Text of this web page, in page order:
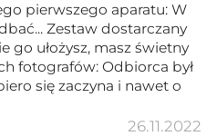
pierwszego aparatu: W
Zestaw dostarczany
go ułożysz, masz świetny
fotografów: Odbiorca był
się zaczyna i nawet o
26.11.2022